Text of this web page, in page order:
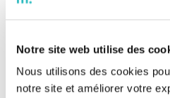
Notre site web utilise des
Nous utilisons des cookies
notre site et améliorer votre
2017